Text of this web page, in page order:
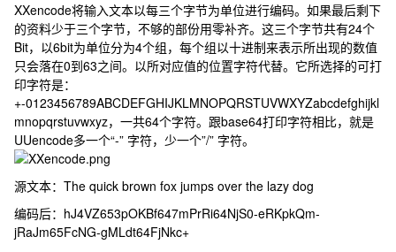
XXencode将输入文本以每三个字节为单位进行编码。如果最后剩下
的资料少于三个字节，不够的部份用零补齐。这三个字节共有24个
Bit，以6bit为单位分为4个组，每个组以十进制来表示所出现的数值
只会落在0到63之间。以所对应值的位置字符代替。它所选择的可打
印字符是：
+-0123456789ABCDEFGHIJKLMNOPQRSTUVWXYZabcdefghijkl
mnopqrstuvwxyz，一共64个字符。跟base64打印字符相比，就是
UUencode多一个“-” 字符，少一个”/” 字符。
源文本：The quick brown fox jumps over the lazy dog
编码后： hJ4VZ653pOKBf647mPrRi64NjS0-eRKpkQm-
jRaJm65FcNG-gMLdt64FjNkc+